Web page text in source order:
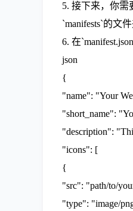
5. 接下来，你需
`manifests`的文
6. 在
json
{
"name": "Your
"short_name":
"description":
"icons": [
{
"src": "path/to/
"type": "image/